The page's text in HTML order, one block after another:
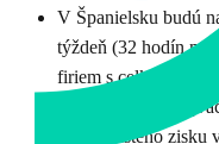
V Španielsku budú
týždeň (32 hodín
firiem s celkovo
Saudi Aramco,
pokles čistého zisku